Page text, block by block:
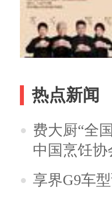
热点新闻
费大厨“全
中国烹饪协
享界G9车